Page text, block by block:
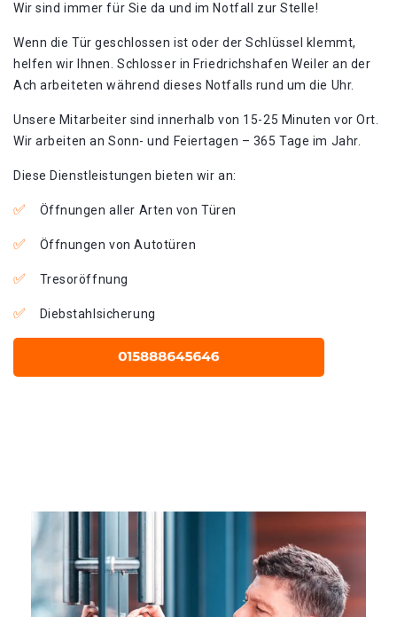
Wir sind immer für Sie da und im Notfall zur Stelle!
Wenn die Tür geschlossen ist oder der Schlüssel klemmt,
helfen wir Ihnen. Schlosser in Friedrichshafen Weiler an der
Ach arbeiteten während dieses Notfalls rund um die Uhr.
Unsere Mitarbeiter sind innerhalb von 15-25 Minuten vor Ort.
Wir arbeiten an Sonn- und Feiertagen – 365 Tage im Jahr.
Diese Dienstleistungen bieten wir an:
Öffnungen aller Arten von Türen
Öffnungen von Autotüren
Tresoröffnung
Diebstahlsicherung